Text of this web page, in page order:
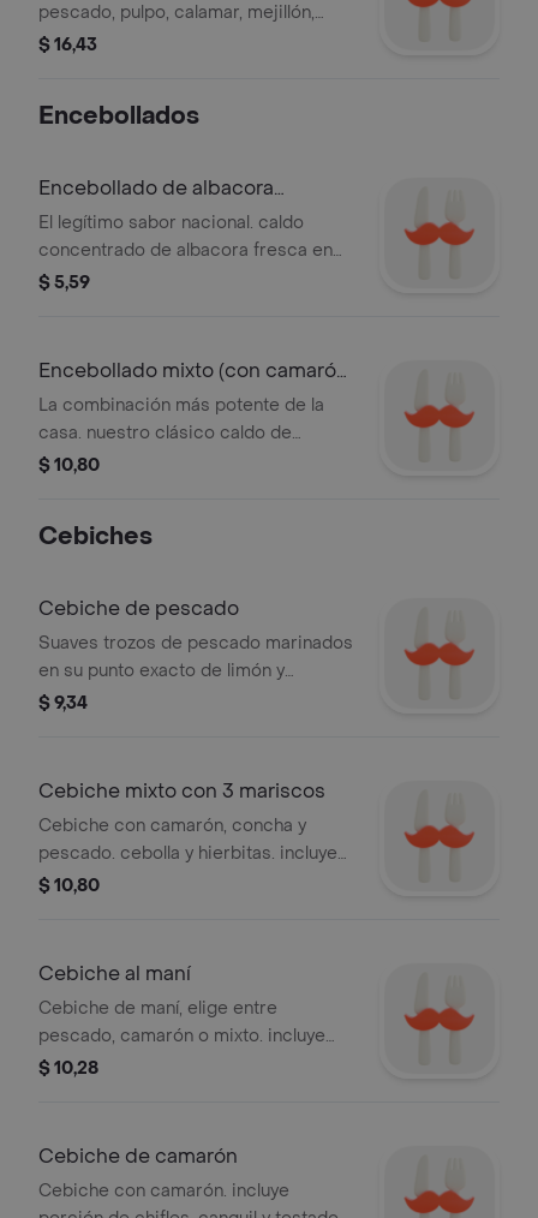
pescado, pulpo, calamar, mejillón,
almeja y patitas de cangrejo (de
$ 16,43
Encebollados
Encebollado de albacora
tradicional
El legítimo sabor nacional. caldo
concentrado de albacora fresca en
lomos y yuca suave, preparado con
chifles crocantes, maíz tostado, limón
y nuestro ají de la casa. ideal para
recargar energías.
$ 5,59
Encebollado mixto (con camarón
y concha)
La combinación más potente de la
casa. nuestro clásico caldo de
albacora y yuca, cargado con
completa. viene con todas las
tostado, limón y su respectivo ají.
$ 10,80
Cebiches
Cebiche de pescado
Suaves trozos de pescado marinados
en su punto exacto de limón y
especias. un plato ligero y
y tostado
$ 9,34
Cebiche mixto con 3 mariscos
Cebiche con camarón, concha y
pescado. cebolla y hierbitas. incluye
porción de chifles, canguil y tostado +
$ 10,80
Cebiche al maní
Cebiche de maní, elige entre
pescado, camarón o mixto. incluye
porción chifle, canguil y tostado +
$ 10,28
Cebiche de camarón
Cebiche con camarón. incluye